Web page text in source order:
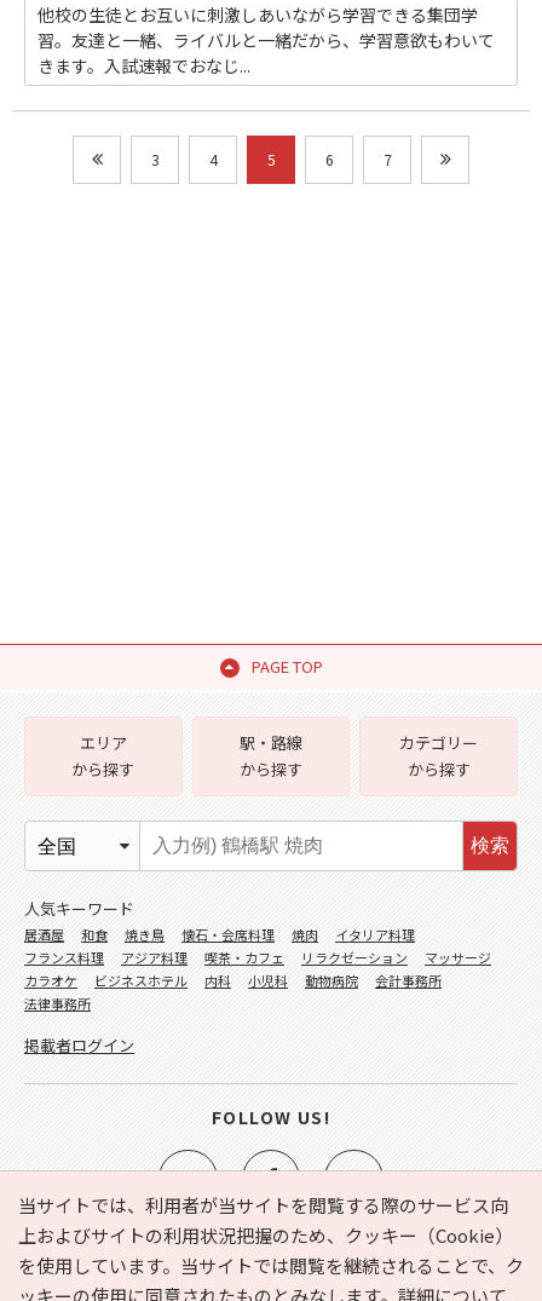
他校の生徒とお互いに刺激しあいながら学習できる集団学
習。友達と一緒、ライバルと一緒だから、学習意欲もわいて
きます。入試速報でおなじ...
3 4 5 6 7
PAGE TOP
当サイトでは、利用者が当サイトを閲覧する際のサービス向
上およびサイトの利用状況把握のため、クッキー（Cookie）
を使用しています。当サイトでは閲覧を継続されることで、ク
ッキーの使用に同意されたものとみなします。詳細について
e-NAVITA（イーナビタ）とは？ お気に入り
ヘルプ
エリア
から探す
駅・路線
から探す
カテゴリー
から探す
検索
人気キーワード
居酒屋 和食 焼き鳥 懐石・会席料理 焼肉
イタリア料理
フランス料理
アジア料理 喫茶・カフェ リラクゼーション
マッサージ
カラオケ
ビジネスホテル 内科 小児科 動物病院
会計事務所
法律事務所
掲載者ログイン
FOLLOW US!